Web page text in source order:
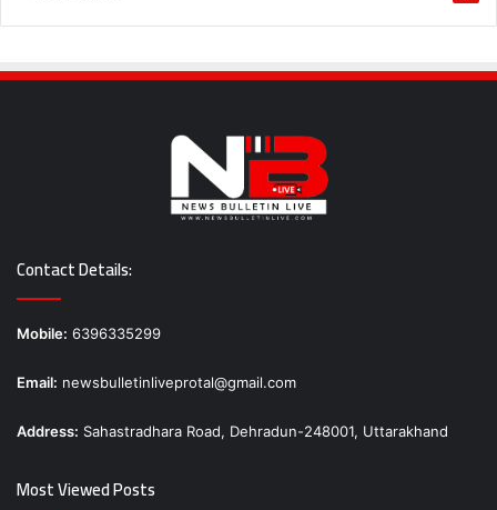
Contact Details:
Mobile: 6396335299
Email: newsbulletinliveprotal@gmail.com
Address: Sahastradhara Road, Dehradun-248001, Uttarakhand
Most Viewed Posts